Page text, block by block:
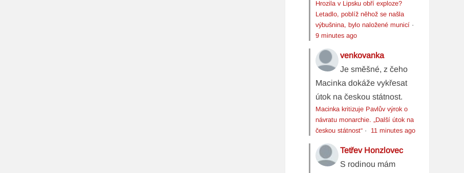
Hrozila v Lipsku obří exploze?
Letadlo, poblíž něhož se našla
výbušnina, bylo naložené municí ·
9 minutes ago
venkovanka
Je směšné, z čeho
Macinka dokáže vykřesat
útok na českou státnost.
Macinka kritizuje Pavlův výrok o
návratu monarchie. „Další útok na
českou státnost“ · 11 minutes ago
Tetřev Honzlovec
S rodinou mám